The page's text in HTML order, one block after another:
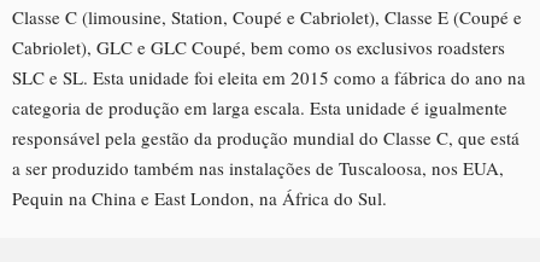
Classe C (limousine, Station, Coupé e Cabriolet), Classe E (Coupé e
Cabriolet), GLC e GLC Coupé, bem como os exclusivos roadsters
SLC e SL. Esta unidade foi eleita em 2015 como a fábrica do ano na
categoria de produção em larga escala. Esta unidade é igualmente
responsável pela gestão da produção mundial do Classe C, que está
a ser produzido também nas instalações de Tuscaloosa, nos EUA,
Pequin na China e East London, na África do Sul.